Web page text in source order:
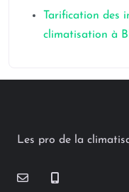
Tarification des
climatisation à
Les pro de la